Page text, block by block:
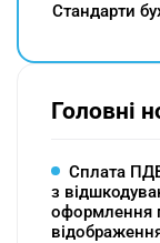
Cтандарти
Головні
Сплата
з
оформлення